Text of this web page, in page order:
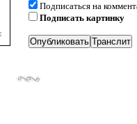
Подписаться на
Подписать картинку